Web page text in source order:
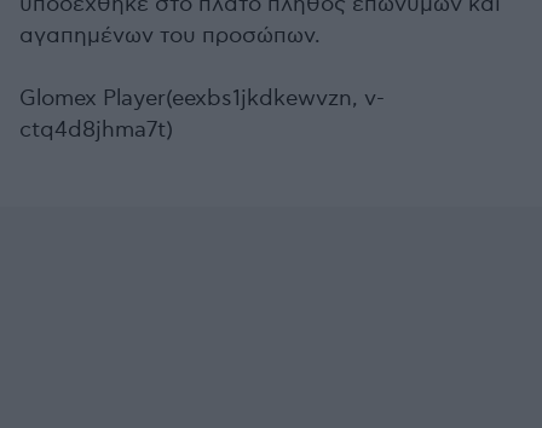
αγαπημένων του προσώπων.
Glomex Player(eexbs1jkdkewvzn, v-
ctq4d8jhma7t)